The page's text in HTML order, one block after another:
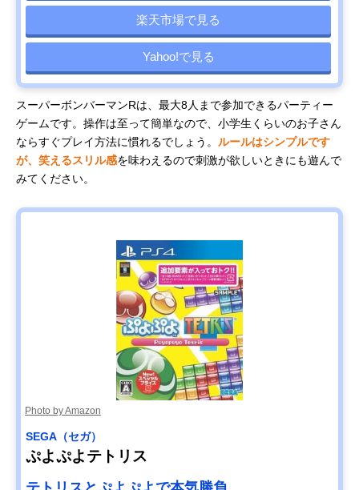
楽天市場で見る
Yahoo!で見る
スーパーボンバーマンRは、最大8人まで参加できるパーティー
ゲームです。操作は至って簡単なので、小学生くらいのお子さん
ならすぐプレイ方法に慣れるでしょう。 ルールはシンプルです
が、笑えるスリル感を味わえるので刺激が欲しいときにも遊んで
みてください。
Photo by Amazon
SEGA（セガ）
ぷよぷよテトリス